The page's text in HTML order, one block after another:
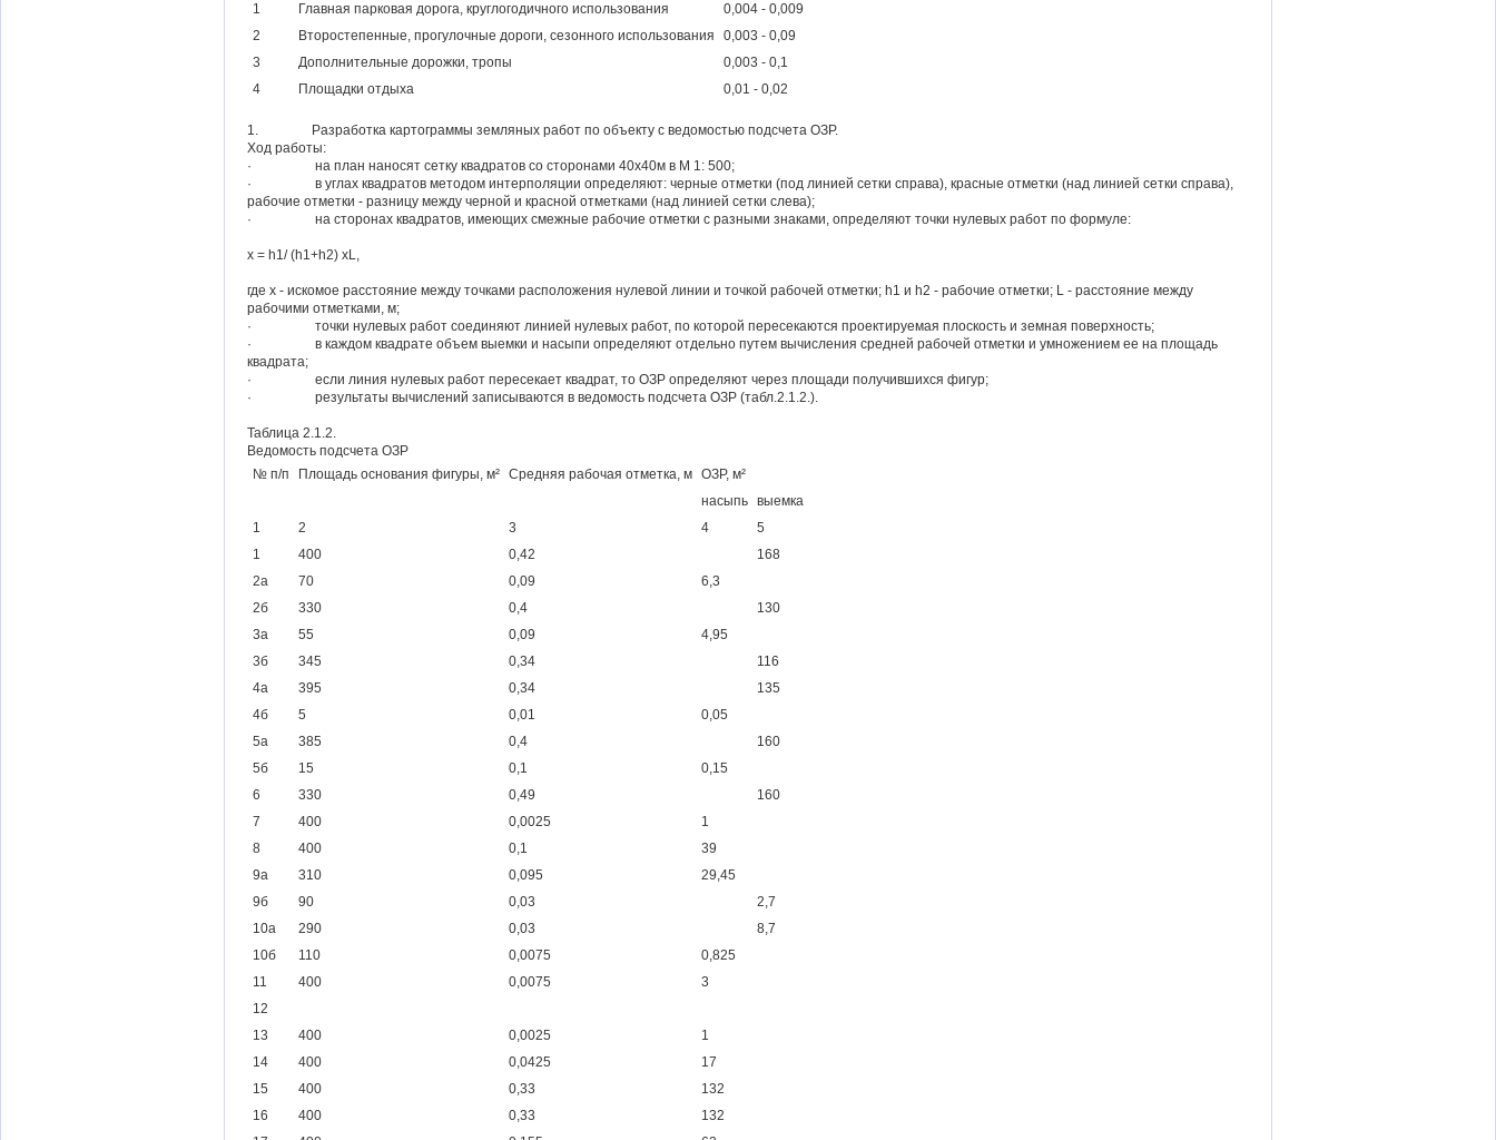
1
Главная парковая дорога, круглогодичного использования
0,004 - 0,009
2
Второстепенные, прогулочные дороги, сезонного использования
0,003 - 0,09
3
Дополнительные дорожки, тропы
0,003 - 0,1
4
Площадки отдыха 0,01 - 0,02
1. Разработка картограммы земляных работ по объекту с ведомостью подсчета ОЗР.
Ход работы:
· на план наносят сетку квадратов со сторонами 40х40м в М 1: 500;
· в углах квадратов методом интерполяции определяют: черные отметки (под линией сетки справа), красные отметки (над линией сетки справа),
рабочие отметки - разницу между черной и красной отметками (над линией сетки слева);
· на сторонах квадратов, имеющих смежные рабочие отметки с разными знаками, определяют точки нулевых работ по формуле:
х = h1/ (h1+h2) хL,
где х - искомое расстояние между точками расположения нулевой линии и точкой рабочей отметки; h1 и h2 - рабочие отметки; L - расстояние между
рабочими отметками, м;
· точки нулевых работ соединяют линией нулевых работ, по которой пересекаются проектируемая плоскость и земная поверхность;
· в каждом квадрате объем выемки и насыпи определяют отдельно путем вычисления средней рабочей отметки и умножением ее на площадь
квадрата;
· если линия нулевых работ пересекает квадрат, то ОЗР определяют через площади получившихся фигур;
· результаты вычислений записываются в ведомость подсчета ОЗР (табл.2.1.2.).
Таблица 2.1.2.
Ведомость подсчета ОЗР
№ п/п
Площадь основания фигуры, м² Средняя рабочая отметка, м ОЗР, м²
насыпь выемка
1
2 3 4
5
1
400 0,42
168
2а
70 0,09
6,3
2б
330 0,4
130
3а
55 0,09
4,95
3б
345 0,34
116
4а
395 0,34
135
4б
5 0,01
0,05
5а
385 0,4
160
5б
15 0,1
0,15
6
330 0,49
160
7
400 0,0025
1
8
400 0,1
39
9а
310 0,095
29,45
9б
90 0,03
2,7
10а
290 0,03
8,7
10б
110 0,0075
0,825
11
400 0,0075
3
12
13
400 0,0025
1
14
400 0,0425
17
15
400 0,33
132
16
400 0,33
132